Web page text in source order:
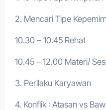
2. Mencari Tipe
10.30 – 10.45 Rehat
10.45 – 12.00 Materi/
3. Perilaku Karyawan
4. Konflik : Atasan vs